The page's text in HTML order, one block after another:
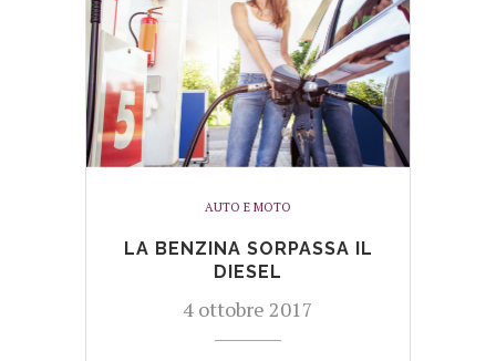
AUTO E MOTO
LA BENZINA SORPASSA IL
DIESEL
4 ottobre 2017